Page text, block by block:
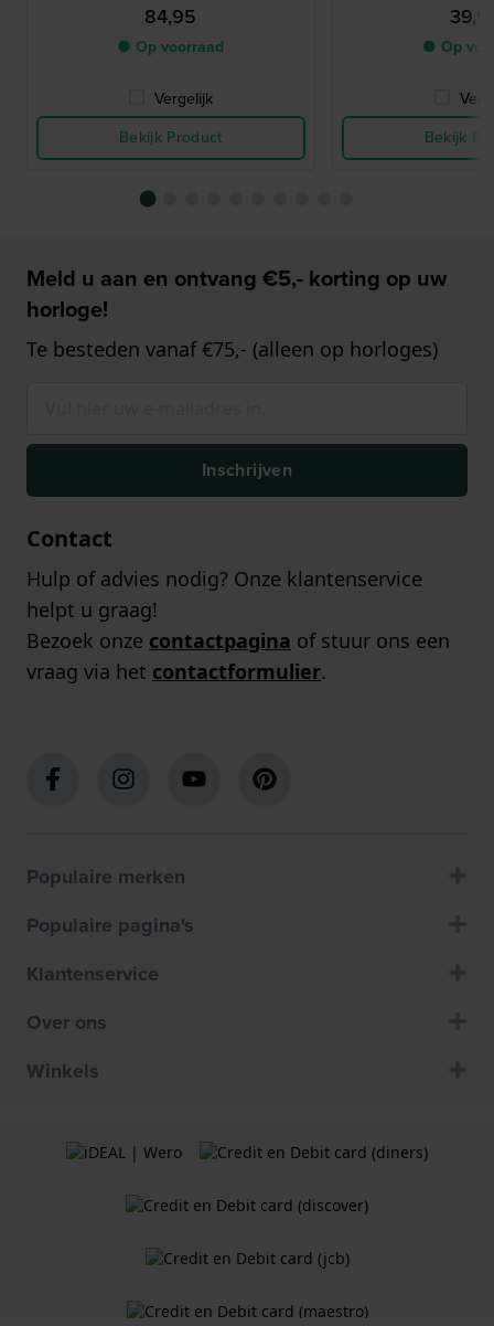
84,95
● Op voorraad
Vergelijk
Bekijk Product
● Op
Bekijk
Meld u aan en ontvang €5,- korting op uw
horloge!
Te besteden vanaf €75,- (alleen op horloges)
Inschrijven
Contact
Hulp of advies nodig? Onze klantenservice
helpt u graag!
Bezoek onze contactpagina of stuur ons een
vraag via het contactformulier.
Populaire merken
Populaire pagina's
Klantenservice
Over ons
Winkels